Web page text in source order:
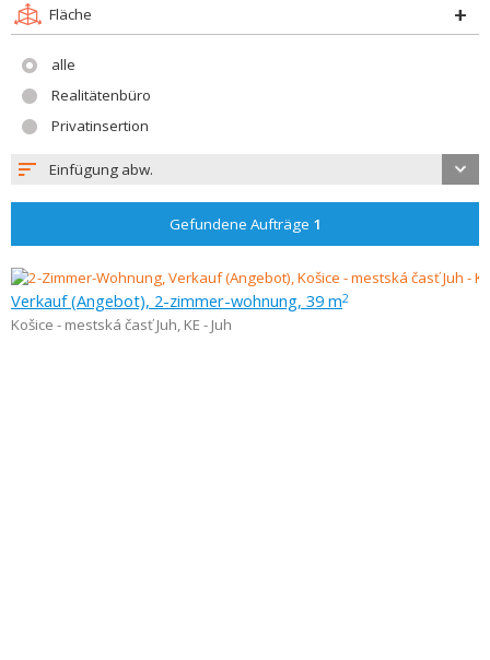
Fläche
alle
Realitätenbüro
Privatinsertion
Einfügung abw.
Gefundene Aufträge 1
Verkauf (Angebot), 2-zimmer-wohnung, 39 m2
Košice - mestská časť Juh, KE - Juh